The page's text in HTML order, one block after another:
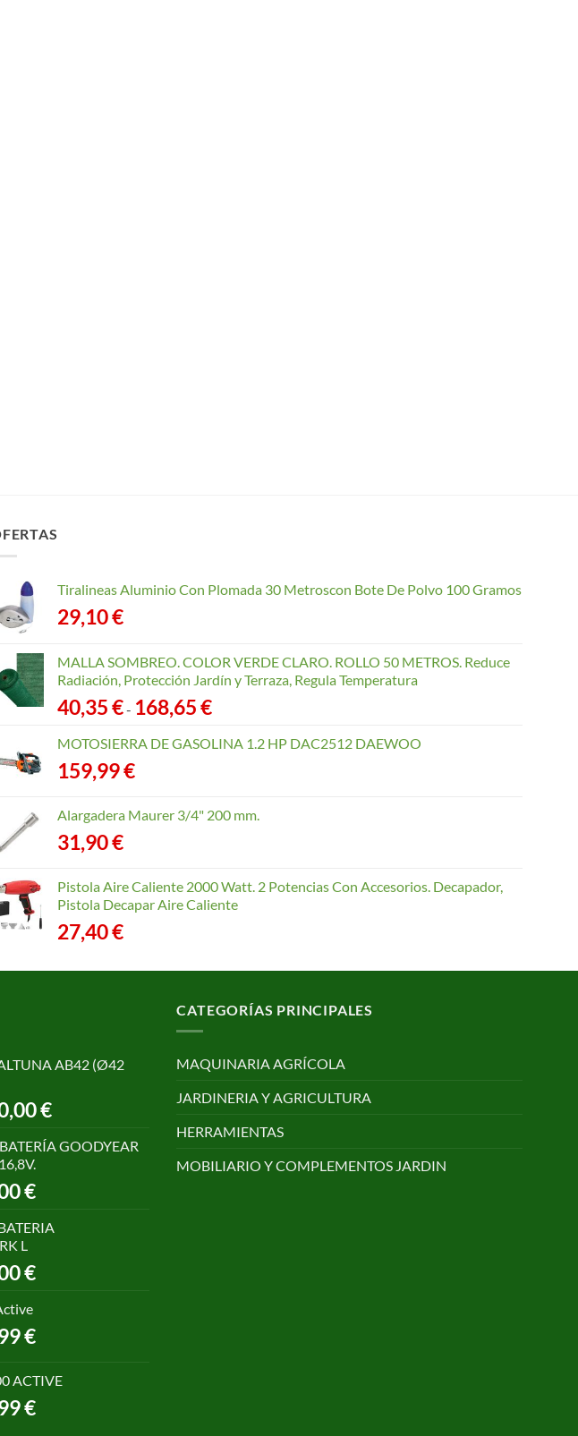
Tiralineas Aluminio Con Plomada 30 Metroscon Bote De Polvo 100 Gramos
29,10€
MALLA SOMBREO. COLOR VERDE CLARO. ROLLO 50 METROS. Reduce
Radiación, Protección Jardín y Terraza, Regula Temperatura
40,35€- 168,65€Rango
precios:
168,65 €
MOTOSIERRA DE GASOLINA 1.2 HP DAC2512 DAEWOO
159,99€
Alargadera Maurer 3/4" 200 mm.
31,90€
Pistola Aire Caliente 2000 Watt. 2 Potencias Con Accesorios. Decapador,
Pistola Decapar Aire Caliente
27,40€
AB42 (Ø42
€.
€El
actual
GOODYEAR
€.
€El
actual
250,00 €.
L
€El
499,00 €.
€El
es:
484,99 €.
ACTIVE
€El
CATEGORÍAS PRINCIPALES
MAQUINARIA AGRÍCOLA
JARDINERIA Y AGRICULTURA
HERRAMIENTAS
MOBILIARIO Y COMPLEMENTOS JARDIN